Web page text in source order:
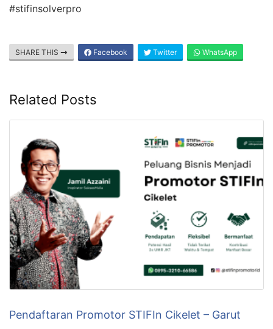
#stifinsolverpro
SHARE THIS Facebook Twitter WhatsApp
Related Posts
Pendaftaran Promotor STIFIn Cikelet – Garut